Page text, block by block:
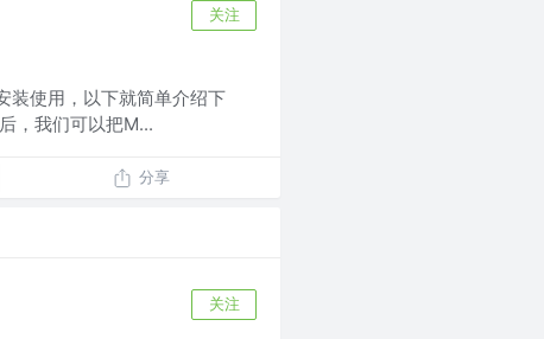
关注
使用，以下就简单介绍下
，我们可以把M...
分享
关注